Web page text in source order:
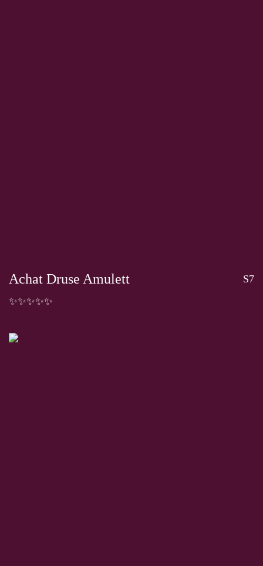
Achat Druse Amulett
S7
✨✨✨✨✨